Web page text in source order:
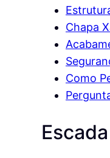
Chapa
Como